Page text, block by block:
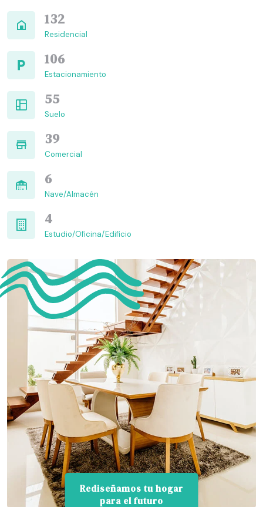
Rediseñamos tu hogar
para el futuro
132
Residencial
106
Estacionamiento
55
Suelo
39
Comercial
6
Nave/Almacén
4
Estudio/Oficina/Edificio